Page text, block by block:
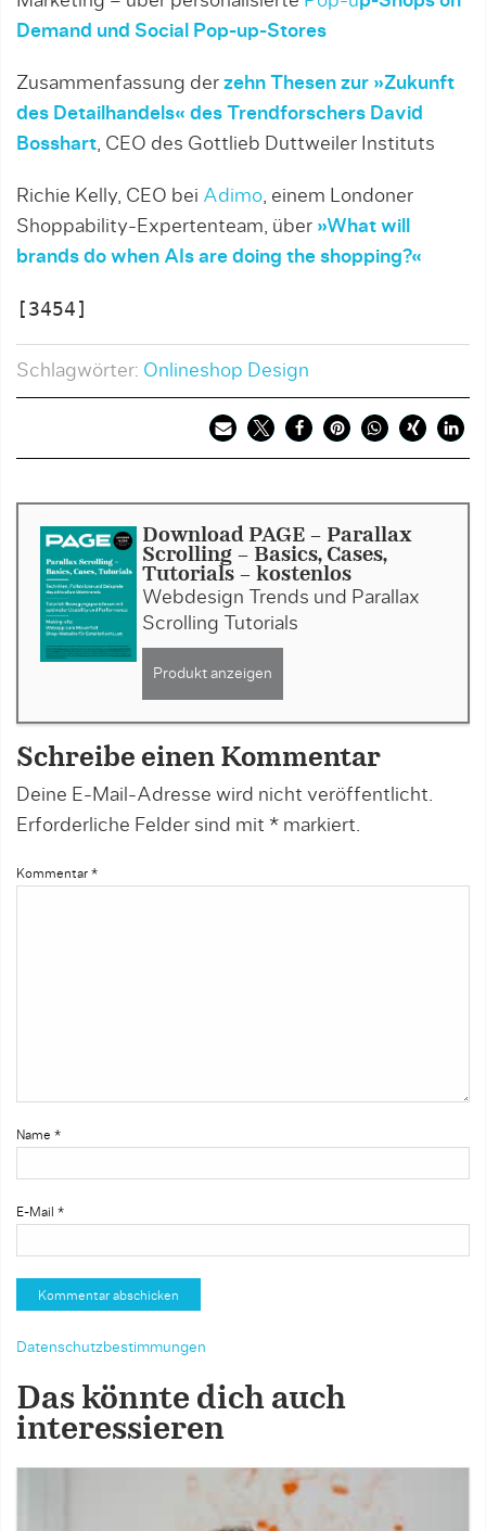
Demand und Social Pop-up-Stores
Zusammenfassung der zehn Thesen zur »Zukunft
des Detailhandels« des Trendforschers David
Bosshart, CEO des Gottlieb Duttweiler Instituts
Richie Kelly, CEO bei Adimo, einem Londoner
Shoppability-Expertenteam, über »What will
brands do when AIs are doing the shopping?«
[3454]
Schlagwörter: Onlineshop Design
Download PAGE - Parallax
Scrolling – Basics, Cases,
Tutorials - kostenlos
Webdesign Trends und Parallax
Scrolling Tutorials
Produkt anzeigen
Schreibe einen Kommentar
Deine E-Mail-Adresse wird nicht veröffentlicht.
Erforderliche Felder sind mit * markiert.
Kommentar *
Name *
E-Mail *
Datenschutzbestimmungen
Das könnte dich auch
interessieren